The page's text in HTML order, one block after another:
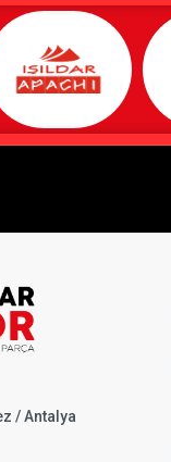
/ Antalya